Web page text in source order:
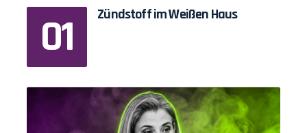
Zündstoff im Weißen Haus